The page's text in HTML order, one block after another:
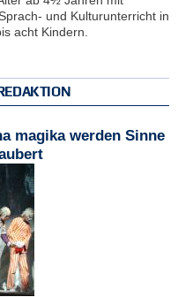
und Kulturunterricht in
acht Kindern.
magika werden Sinne